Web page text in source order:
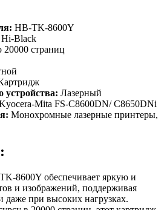
HB-TK-8600Y
Hi-Black
20000 страниц
устройства: Лазерный
Mita FS-C8600DN/ C8650DNi
Монохромные лазерные принтеры,
8600Y обеспечивает яркую и
и изображений, поддерживая
даже при высоких нагрузках.